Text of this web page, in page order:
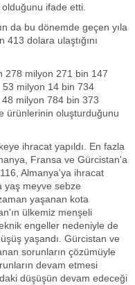
olduğunu ifade etti.
da bu dönemde geçen yıla
dolara ulaştığını
278 milyon 271 bin 147
53 milyon 14 bin 734
48 milyon 784 bin 373
ürünlerinin oluşturduğunu
ihracat yapıldı. En fazla
Fransa ve Gürcistan'a
Almanya'ya ihracat
yaş meyve sebze
yaşanan kota
ülkemiz menşeli
engeller nedeniyle de
yaşandı. Gürcistan ve
sorunların çözümüyle
devam etmesi
düşüşün devam edeceği